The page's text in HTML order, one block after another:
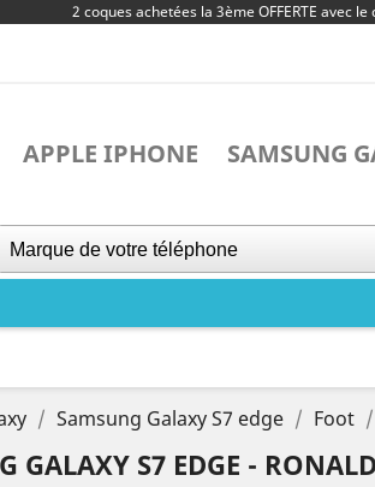
2 coques achetées la 3ème OFFERTE avec
APPLE IPHONE SAMSUNG
Samsung Galaxy S7 edge Foot
GALAXY S7 EDGE -